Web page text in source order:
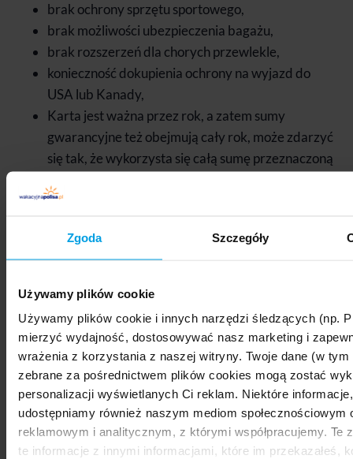
Zgoda Szczegóły
Używamy plików cookie
Używamy plików cookie i innych narzędzi śledzących (np.
mierzyć wydajność, dostosowywać nasz marketing i
wrażenia z korzystania z naszej witryny. Twoje dane (w tym
zebrane za pośrednictwem plików cookies mogą zostać
personalizacji wyświetlanych Ci reklam. Niektóre
udostępniamy również naszym mediom społecznościowym
reklamowym i analitycznym, z którymi współpracujemy. Te
te informacje z innymi informacjami, które im przekazałeś,
brak ochrony sprzętu sportowego,
brak możliwości ubezpieczenia bagażu,
brak rozszerzeń dla chorych przewlekle,
konieczność dokupienia ochrony na wyjazd do
USA lub Kanady,
Karta jest ważna przez rok, a zatem sumy
gwarancyjne też obejmują cały rok, może zdarzyć
się tak, że wykorzysta się całą sumę przeznaczoną
tym samym traci się ochronę na dalsze podróże
brak Assistance prawnego, informacyjnego czy
finansowego w razie problemów za granicą.
Karta Euro26 to świetne rozwiązanie, jeśli chodzi o
możliwość korzystania ze zniżek, promocji czy rabatów.
Jej wartość jako narzędzia do oszczędzania w podróży
potwierdzają liczne, pozytywne opinie użytkowników.
Jeśli zaś chodzi o ubezpieczenie, to niestety Karta jest
bardzo słabo przygotowana pod potrzeby miłośników
sportów zimowych, np. narciarzy czy snowboardzistów.
Zapewnia bardzo niskie sumy gwarantowane i nie